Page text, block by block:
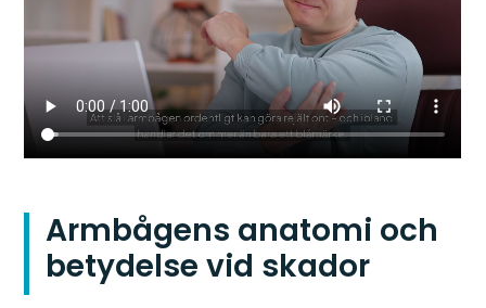
Armbågens anatomi och
betydelse vid skador